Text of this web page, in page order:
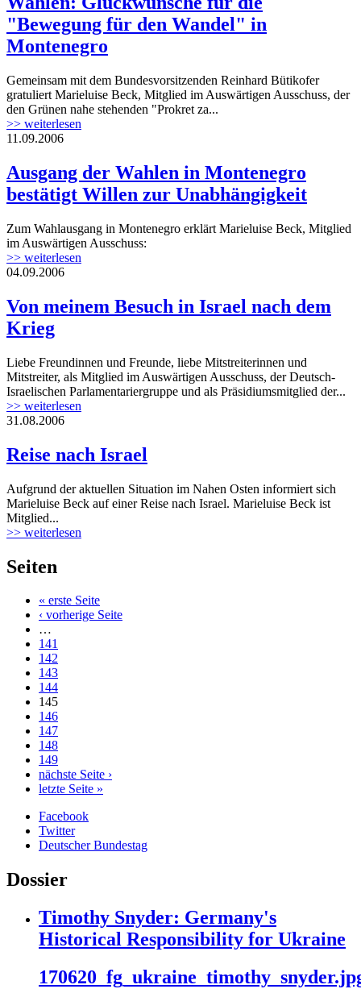
"Bewegung für den Wandel" in
Montenegro
Gemeinsam mit dem Bundesvorsitzenden Reinhard Bütikofer
gratuliert Marieluise Beck, Mitglied im Auswärtigen Ausschuss, der
den Grünen nahe stehenden "Prokret za...
>> weiterlesen
11.09.2006
Ausgang der Wahlen in Montenegro
bestätigt Willen zur Unabhängigkeit
Zum Wahlausgang in Montenegro erklärt Marieluise Beck, Mitglied
im Auswärtigen Ausschuss:
>> weiterlesen
04.09.2006
Von meinem Besuch in Israel nach dem
Krieg
Liebe Freundinnen und Freunde, liebe Mitstreiterinnen und
Mitstreiter, als Mitglied im Auswärtigen Ausschuss, der Deutsch-
Israelischen Parlamentariergruppe und als Präsidiumsmitglied der...
>> weiterlesen
31.08.2006
Reise nach Israel
Aufgrund der aktuellen Situation im Nahen Osten informiert sich
Marieluise Beck auf einer Reise nach Israel. Marieluise Beck ist
Mitglied...
>> weiterlesen
Seiten
« erste Seite
‹ vorherige Seite
…
141
142
143
144
145
146
147
148
149
nächste Seite ›
letzte Seite »
Facebook
Twitter
Deutscher Bundestag
Dossier
Timothy Snyder: Germany's
Historical Responsibility for Ukraine